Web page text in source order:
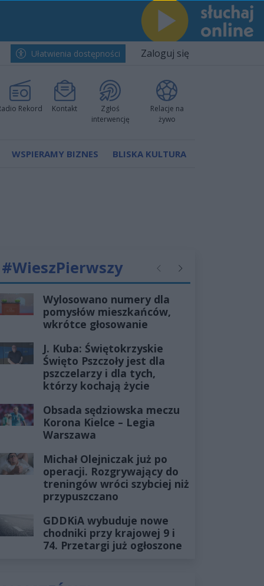
Ułatwienia dostępności Zaloguj się
Rekord Kontakt
Zgłoś
interwencję
Relacje na
żywo
WSPIERAMY BIZNES BLISKA KULTURA
#WieszPierwszy PoprzednieNastępne
Wylosowano numery dla
pomysłów mieszkańców,
wkrótce głosowanie
J. Kuba: Świętokrzyskie
Święto Pszczoły jest dla
pszczelarzy i dla tych,
którzy kochają życie
Obsada sędziowska meczu
Korona Kielce – Legia
Warszawa
Michał Olejniczak już po
operacji. Rozgrywający do
treningów wróci szybciej niż
przypuszczano
GDDKiA wybuduje nowe
chodniki przy krajowej 9 i
74. Przetargi już ogłoszone